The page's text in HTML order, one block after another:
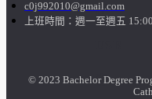
任
專
c0j992010@gmail.com
上班時間：週一至週五
© 2023 Bachelor Degree